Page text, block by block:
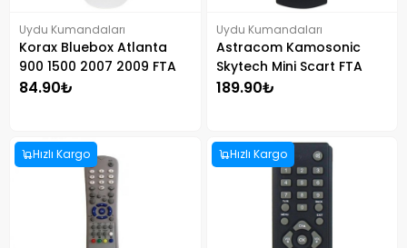
Uydu Kumandaları
Korax Bluebox Atlanta
900 1500 2007 2009 FTA
Uydu kumandası
84.90₺
Uydu Kumandaları
Astracom Kamosonic
Skytech Mini Scart FTA
Uydu Alıcısı Kumandası
189.90₺
Hızlı Kargo Hızlı Kargo